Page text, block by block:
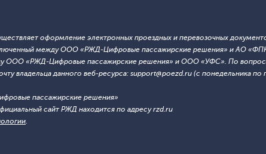
оформление электронных проездных и перевозочных
между ООО «РЖД-Цифровые пассажирские решения» и АО
ООО «РЖД-Цифровые пассажирские решения» и ООО «УФС». По
владельца данного веб-ресурса: support@poezd.ru (с понедельника
пассажирские решения»
сайт РЖД находится по адресу rzd.ru
.